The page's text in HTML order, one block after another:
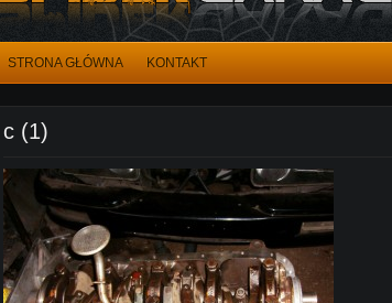
STRONA GŁÓWNA KONTAKT
c (1)